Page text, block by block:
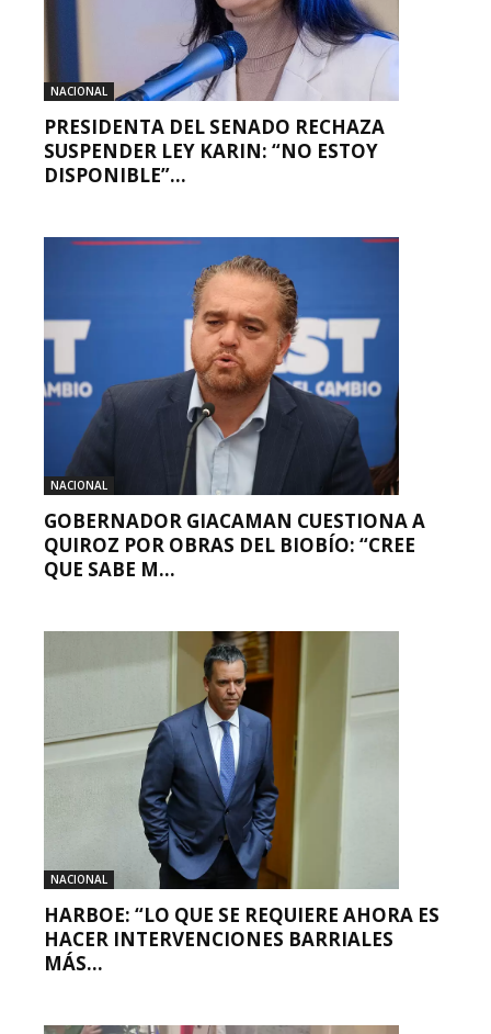
NACIONAL
PRESIDENTA DEL SENADO RECHAZA
SUSPENDER LEY KARIN: “NO ESTOY
DISPONIBLE”...
NACIONAL
GOBERNADOR GIACAMAN CUESTIONA A
QUIROZ POR OBRAS DEL BIOBÍO: “CREE
QUE SABE M...
NACIONAL
HARBOE: “LO QUE SE REQUIERE AHORA ES
HACER INTERVENCIONES BARRIALES
MÁS...